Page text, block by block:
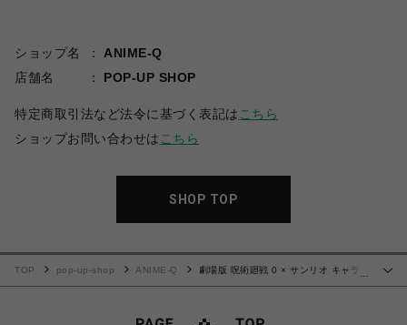
ショップ名
ANIME-Q
店舗名
POP-UP SHOP
特定商取引法など法令に基づく表記は こちら
ショップお問い合わせは こちら
SHOP TOP
TOP pop-up-shop ANIME-Q
劇場版 呪術廻戦 0 × サンリオ キャラク